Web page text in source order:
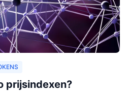
prijsindexen?